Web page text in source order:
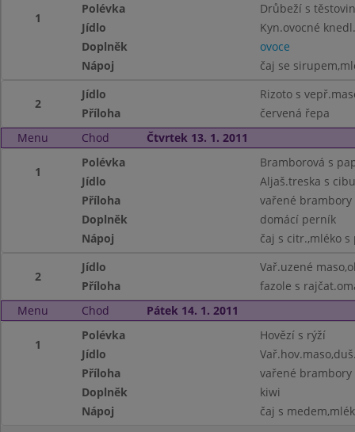
1
Polévka
Drůbeží s
Jídlo
Kyn.ovocné
Doplněk
ovoce
Nápoj
čaj se
2
Jídlo
Rizoto s
Příloha
červená řepa
Menu
Chod Čtvrtek 13. 1. 2011
1
Polévka
Bramborová s
Jídlo
Aljaš.treska s
Příloha
vařené brambory
Doplněk
domácí perník
Nápoj
čaj s citr.,mléko s
2
Jídlo
Vař.uzené
Příloha
fazole s
Menu
Chod Pátek 14. 1. 2011
1
Polévka
Hovězí s rýží
Jídlo
Příloha
vařené brambory
Doplněk
kiwi
Nápoj
čaj s